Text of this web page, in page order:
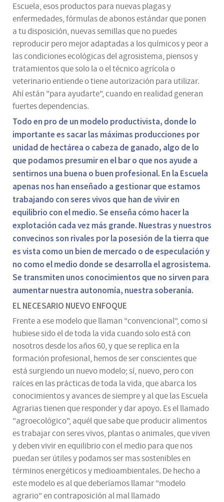
Escuela, esos productos para nuevas plagas y
enfermedades, fórmulas de abonos estándar que ponen
a tu disposición, nuevas semillas que no puedes
reproducir pero mejor adaptadas a los químicos y peor a
las condiciones ecológicas del agrosistema, piensos y
tratamientos que solo la o el técnico agrícola o
veterinario entiende o tiene autorización para utilizar.
Ahí están "para ayudarte", cuando en realidad generan
fuertes dependencias.
Todo en pro de un modelo productivista, donde lo
importante es sacar las máximas producciones por
unidad de hectárea o cabeza de ganado, algo de lo
que podamos presumir en el bar o que nos ayude a
sentirnos una buena o buen profesional. En la Escuela
apenas nos han enseñado a gestionar que estamos
trabajando con seres vivos que han de vivir en
equilibrio con el medio. Se enseña cómo hacer la
explotación cada vez más grande. Nuestras y nuestros
convecinos son rivales por la posesión de la tierra que
es vista como un bien de mercado o de especulación y
no como el medio donde se desarrolla el agrosistema.
Se transmiten unos conocimientos que no sirven para
aumentar nuestra autonomía, nuestra soberanía.
EL NECESARIO NUEVO ENFOQUE
Frente a ese modelo que llaman "convencional", como si
hubiese sido el de toda la vida cuando solo está con
nosotros desde los años 60, y que se replica en la
formación profesional, hemos de ser conscientes que
está surgiendo un nuevo modelo; sí, nuevo, pero con
raíces en las prácticas de toda la vida, que abarca los
conocimientos y avances de siempre y al que las Escuela
Agrarias tienen que responder y dar apoyo. Es el llamado
"agroecológico", aquél que sabe que producir alimentos
es trabajar con seres vivos, plantas o animales, que viven
y deben vivir en equilibrio con el medio para que nos
puedan ser útiles y podamos ser mas sostenibles en
términos energéticos y medioambientales. De hecho a
este modelo es al que deberíamos llamar "modelo
agrario" en contraposición al mal llamado